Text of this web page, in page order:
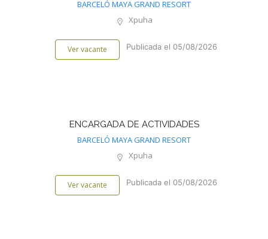
BARCELÓ MAYA GRAND RESORT
Xpuha
Ver vacante Publicada el 05/08/2026
ENCARGADA DE ACTIVIDADES
BARCELÓ MAYA GRAND RESORT
Xpuha
Ver vacante Publicada el 05/08/2026